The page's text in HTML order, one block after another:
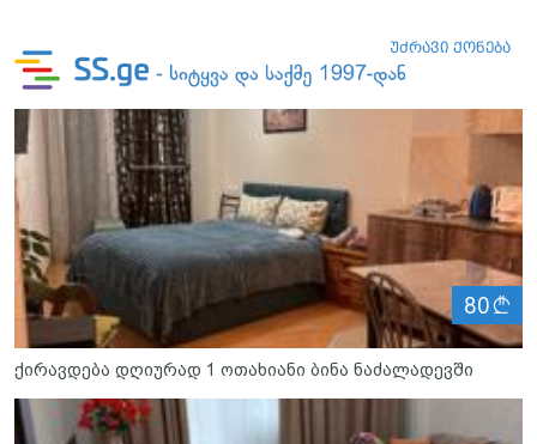
80
ქირავდება დღიურად 1 ოთახიანი ბინა ნაძალადევში